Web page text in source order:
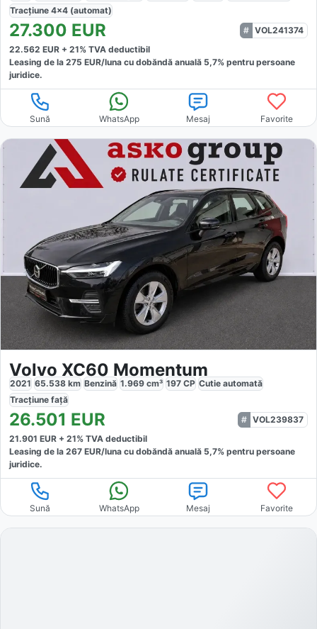
Tracțiune 4x4 (automat)
27.300 EUR
VOL241374
22.562 EUR + 21% TVA deductibil
Leasing de la 275 EUR/luna cu dobăndă anuală 5,7% pentru persoane
juridice.
Sună WhatsApp Mesaj Favorite
Volvo XC60 Momentum
2021 65.538 km Benzină 1.969 cm³ 197 CP Cutie automată
Tracțiune față
26.501 EUR
VOL239837
21.901 EUR + 21% TVA deductibil
Leasing de la 267 EUR/luna cu dobăndă anuală 5,7% pentru persoane
juridice.
Sună WhatsApp Mesaj Favorite